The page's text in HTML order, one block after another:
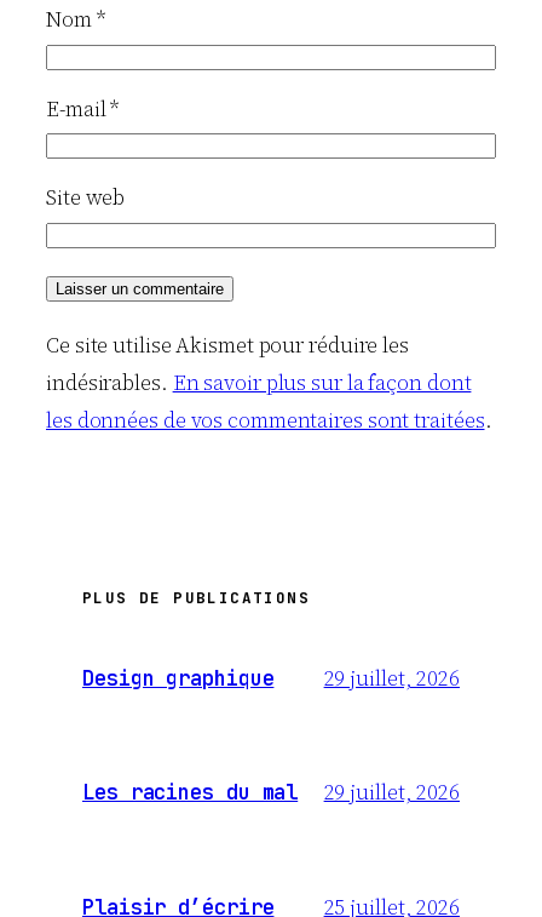
Nom*
E-mail*
Site web
Ce site utilise Akismet pour réduire les
indésirables. En savoir plus sur la façon dont
les données de vos commentaires sont traitées.
PLUS DE PUBLICATIONS
Design graphique 29 juillet, 2026
Les racines du mal 29 juillet, 2026
Plaisir d’écrire 25 juillet, 2026